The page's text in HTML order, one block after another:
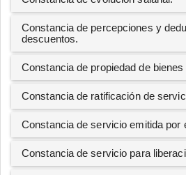
Constancia de percepciones y
descuentos.
Constancia de propiedad de
Constancia de ratificación de
Constancia de servicio emitida por
Constancia de servicio para